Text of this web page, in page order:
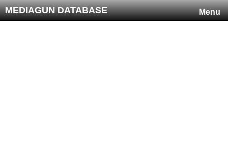
Menu
MEDIAGUN DATABASE